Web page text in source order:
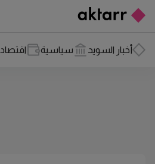
أخبار السويد سياسية اقتصاد